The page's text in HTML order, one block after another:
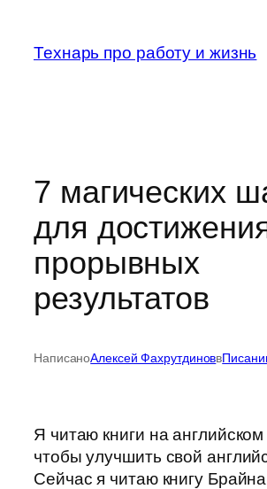
содержимому
Технарь про работу и жизнь
7 магических
для
прорывных
результатов
НаписаноАлексей Фахрутдиновв
Я читаю книги на английском
чтобы улучшить свой
Сейчас я читаю книгу